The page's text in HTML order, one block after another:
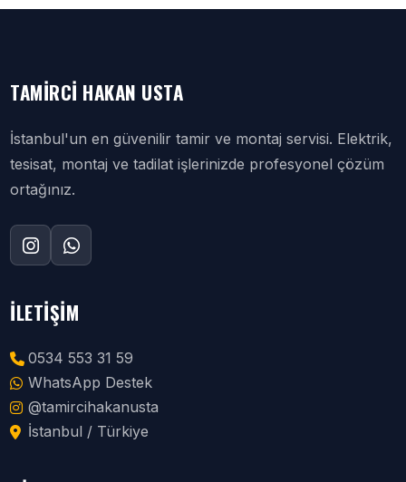
TAMIRCI HAKAN USTA
İstanbul'un en güvenilir tamir ve montaj servisi. Elektrik,
tesisat, montaj ve tadilat işlerinizde profesyonel çözüm
ortağınız.
İLETIŞIM
0534 553 31 59
WhatsApp Destek
@tamircihakanusta
İstanbul / Türkiye